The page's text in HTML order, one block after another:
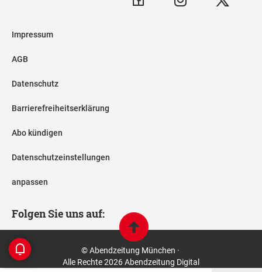
Impressum
AGB
Datenschutz
Barrierefreiheitserklärung
Abo kündigen
Datenschutzeinstellungen
anpassen
Folgen Sie uns auf:
© Abendzeitung München ·
Alle Rechte 2026 Abendzeitung Digital